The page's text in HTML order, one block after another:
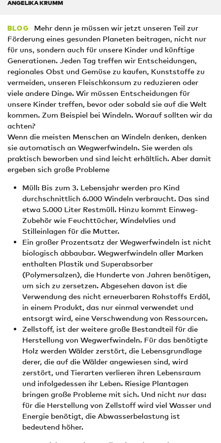
ANGELIKA KRUMM
BLOG
Mehr denn je müssen wir jetzt unseren Teil zur
Förderung eines gesunden Planeten beitragen, nicht nur
für uns, sondern auch für unsere Kinder und künftige
Generationen. Jeden Tag treffen wir Entscheidungen,
regionales Obst und Gemüse zu kaufen, Kunststoffe zu
vermeiden, unseren Fleischkonsum zu reduzieren oder
viele andere Dinge. Wir müssen Entscheidungen für
unsere Kinder treffen, bevor oder sobald sie auf die Welt
kommen. Zum Beispiel bei Windeln. Worauf sollten wir da
achten?
Wenn die meisten Menschen an Windeln denken, denken
sie automatisch an Wegwerfwindeln. Sie werden als
praktisch beworben und sind leicht erhältlich. Aber damit
ergeben sich große Probleme
Müll: Bis zum 3. Lebensjahr werden pro Kind
durchschnittlich 6.000 Windeln verbraucht. Das sind
etwa 5.000 Liter Restmüll. Hinzu kommt Einweg-
Zubehör wie Feuchttücher, Windelvlies und
Stilleinlagen für die Mutter.
Ein großer Prozentsatz der Wegwerfwindeln ist nicht
biologisch abbaubar. Wegwerfwindeln aller Marken
enthalten Plastik und Superabsorber
(Polymersalzen), die Hunderte von Jahren benötigen,
um sich zu zersetzen. Abgesehen davon ist die
Verwendung des nicht erneuerbaren Rohstoffs Erdöl,
in einem Produkt, das nur einmal verwendet und
entsorgt wird, eine Verschwendung von Ressourcen.
Zellstoff, ist der weitere große Bestandteil für die
Herstellung von Wegwerfwindeln. Für das benötigte
Holz werden Wälder zerstört, die Lebensgrundlage
derer, die auf die Wälder angewiesen sind, wird
zerstört, und Tierarten verlieren ihren Lebensraum
und infolgedessen ihr Leben. Riesige Plantagen
bringen große Probleme mit sich. Und nicht nur das:
für die Herstellung von Zellstoff wird viel Wasser und
Energie benötigt, die Abwasserbelastung ist
bedeutend höher.